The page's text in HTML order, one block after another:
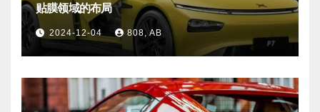
贴膜领域的布局
2024-12-04 808, AB